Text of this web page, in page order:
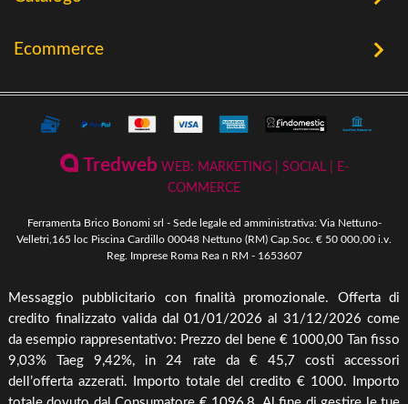
Offerte
Storia
Riscaldamento a Biomassa
Ferramenta & Fai Da Te
Giardinaggio
Piscine & Divertimento
Arredo Giardino & Mare
Mangimi & Pet Care
Agricoltura
Irrigazione & Pompe
Riscaldamento & Pannelli solari & Bollitori
Elettronica & illuminazione
Ecommerce
Termini e Privacy
Condizioni Generali di Vendita
Pagamenti Disponibili
Spedizione e Imballaggio
Cambio, Resi e Rimborsi
TredwebWEB: MARKETING | SOCIAL | E-
COMMERCE
Ferramenta Brico Bonomi srl - Sede legale ed amministrativa: Via Nettuno-
Velletri,165 loc Piscina Cardillo 00048 Nettuno (RM) Cap.Soc. € 50 000,00 i.v.
Reg. Imprese Roma Rea n RM - 1653607
Messaggio pubblicitario con finalità promozionale. Offerta di
credito finalizzato valida dal 01/01/2026 al 31/12/2026 come
da esempio rappresentativo: Prezzo del bene € 1000,00 Tan fisso
9,03% Taeg 9,42%, in 24 rate da € 45,7 costi accessori
dell’offerta azzerati. Importo totale del credito € 1000. Importo